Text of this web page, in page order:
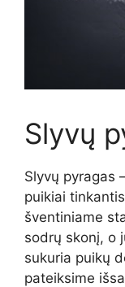
Slyvų
Slyvų pyragas
puikiai
šventiniame
sodrų skonį, o
sukuria puikų
pateiksime